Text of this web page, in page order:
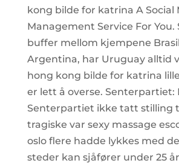
kong bilde for katrina A Social
Management Service For You.
buffer mellom kjempene
Argentina, har Uruguay alltid
hong kong bilde for katrina
er lett å overse. Senterpartiet:
Senterpartiet ikke tatt stilling
tragiske var sexy massage
oslo flere hadde lykkes med
steder kan sjåfører under 25